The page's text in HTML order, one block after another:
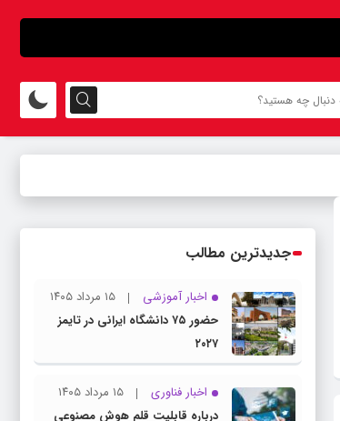
جدیدترین مطالب
اخبار آموزشی
۱۵ مرداد ۱۴۰۵
حضور ۷۵ دانشگاه ایرانی در تایمز
۲۰۲۷
اخبار فناوری
۱۵ مرداد ۱۴۰۵
درباره قابلیت قلم هوش مصنوعی